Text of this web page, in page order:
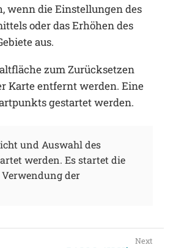
wenn die Einstellungen des
oder das Erhöhen des
aus.
zum Zurücksetzen
Karte entfernt werden. Eine
gestartet werden.
und Auswahl des
werden. Es startet die
der